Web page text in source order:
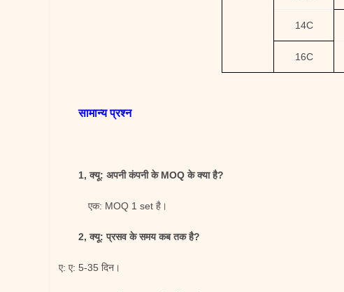
14C
16C
सामान्य प्रश्न
1, क्यू: अपनी कंपनी के MOQ के क्या है?
एक: MOQ 1 set है।
2, क्यू: प्रसव के समय कब तक है?
ए: ए: 5-35 दिन।